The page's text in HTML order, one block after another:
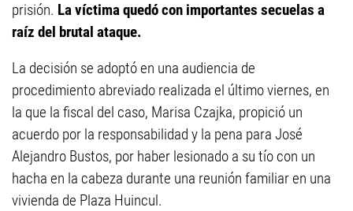
prisión. La víctima quedó con importantes secuelas a
raíz del brutal ataque.
La decisión se adoptó en una audiencia de
procedimiento abreviado realizada el último viernes, en
la que la fiscal del caso, Marisa Czajka, propició un
acuerdo por la responsabilidad y la pena para José
Alejandro Bustos, por haber lesionado a su tío con un
hacha en la cabeza durante una reunión familiar en una
vivienda de Plaza Huincul.